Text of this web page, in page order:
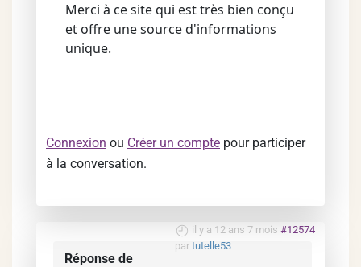
Merci à ce site qui est très bien conçu
et offre une source d'informations
unique.
Connexion ou Créer un compte pour participer
à la conversation.
il y a 12 ans 7 mois #12574
par tutelle53
Réponse de